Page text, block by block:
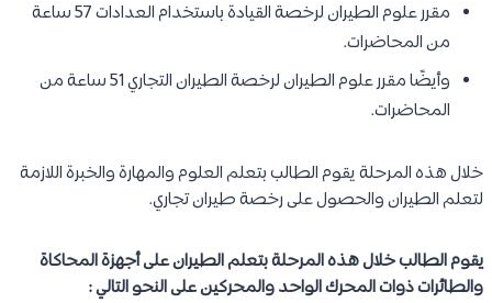
مقرر علوم الطيران لرخصة القيادة باستخدام العدادات 57 ساعة
من المحاضرات.
وأيضًا مقرر علوم الطيران لرخصة الطيران التجاري 51 ساعة من
المحاضرات.
خلال هذه المرحلة يقوم الطالب بتعلم العلوم والمهارة والخبرة اللازمة
لتعلم الطيران والحصول على رخصة طيران تجاري.
يقوم الطالب خلال هذه المرحلة بتعلم الطيران على أجهزة المحاكاة
والطائرات ذوات المحرك الواحد والمحركين على النحو التالي :